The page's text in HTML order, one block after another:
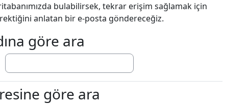
bulabilirsek, tekrar erişim sağlamak için
anlatan bir e-posta göndereceğiz.
göre ara
göre ara
göre ara
göre ara